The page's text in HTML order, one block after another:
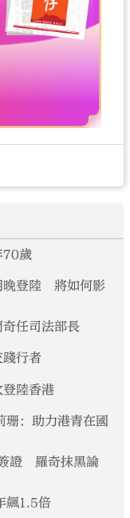
70歲
晚登陸 將如何影
奇任司法部長
踐行者
陸香港
：助力港青在國
證 羅奇抹黑論
飆1.5倍